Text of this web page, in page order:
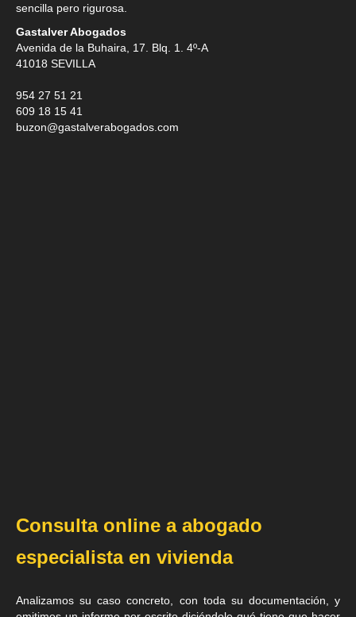
sencilla pero rigurosa.
Gastalver Abogados
Avenida de la Buhaira, 17. Blq. 1. 4º-A
41018 SEVILLA
954 27 51 21
609 18 15 41
buzon@gastalverabogados.com
Consulta online a abogado
especialista en vivienda
Analizamos su caso concreto, con toda su documentación, y